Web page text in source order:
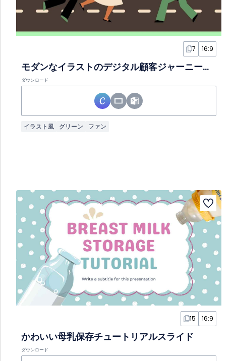
7 16:9
モダンなイラストのデジタル顧客ジャーニースライド
ダウンロード
イラスト風 グリーン ファン
15 16:9
かわいい母乳保存チュートリアルスライド
ダウンロード